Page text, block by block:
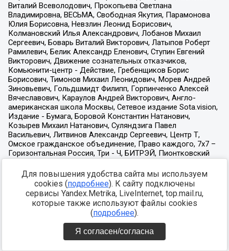
Для повышения удобства сайта мы используем
cookies (подробнее). К сайту подключены
сервисы Yandex.Metrika, LiveInternet, top.mail.ru,
которые также используют файлы cookies
(подробнее).
Я согласен/согласна